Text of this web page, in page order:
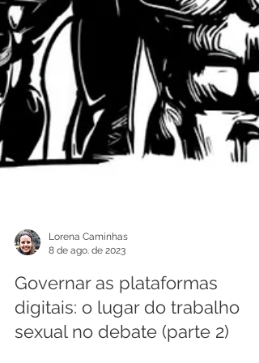
Lorena Caminhas
8 de ago. de 2023